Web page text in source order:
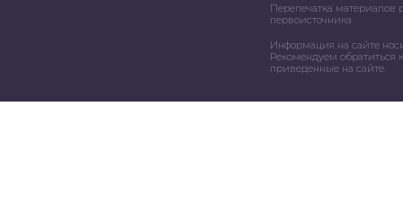
Перепечатка материалов
первоисточника
Информация на сайте
Рекомендуем обратиться
приведенные на сайте.